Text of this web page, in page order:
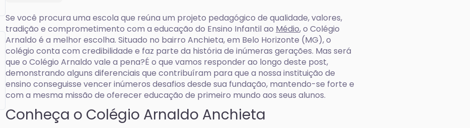
Se você procura uma escola que reúna um projeto pedagógico de qualidade, valores,
tradição e comprometimento com a educação do Ensino Infantil ao Médio, o Colégio
Arnaldo é a melhor escolha. Situado no bairro Anchieta, em Belo Horizonte (MG), o
colégio conta com credibilidade e faz parte da história de inúmeras gerações. Mas será
que o Colégio Arnaldo vale a pena?É o que vamos responder ao longo deste post,
demonstrando alguns diferenciais que contribuíram para que a nossa instituição de
ensino conseguisse vencer inúmeros desafios desde sua fundação, mantendo-se forte e
com a mesma missão de oferecer educação de primeiro mundo aos seus alunos.
Conheça o Colégio Arnaldo Anchieta